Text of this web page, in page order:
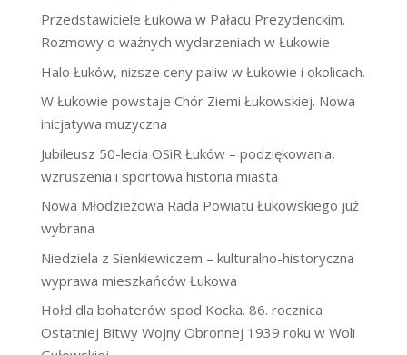
Przedstawiciele Łukowa w Pałacu Prezydenckim.
Rozmowy o ważnych wydarzeniach w Łukowie
Halo Łuków, niższe ceny paliw w Łukowie i okolicach.
W Łukowie powstaje Chór Ziemi Łukowskiej. Nowa
inicjatywa muzyczna
Jubileusz 50-lecia OSiR Łuków – podziękowania,
wzruszenia i sportowa historia miasta
Nowa Młodzieżowa Rada Powiatu Łukowskiego już
wybrana
Niedziela z Sienkiewiczem – kulturalno-historyczna
wyprawa mieszkańców Łukowa
Hołd dla bohaterów spod Kocka. 86. rocznica
Ostatniej Bitwy Wojny Obronnej 1939 roku w Woli